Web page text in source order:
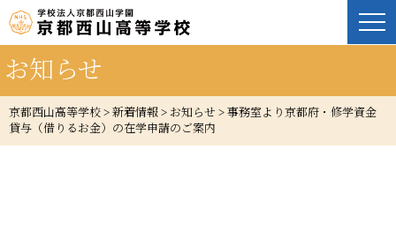
お知らせ
京都西山高等学校 > 新着情報 > お知らせ > 事務室より京都府・修学資金
貸与（借りるお金）の在学申請のご案内